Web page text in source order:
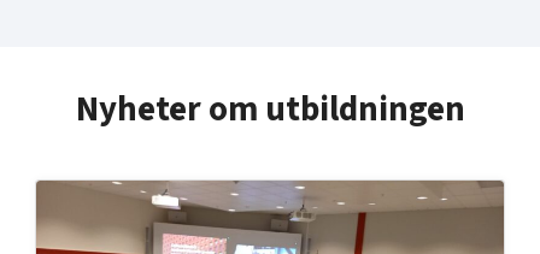
Nyheter om utbildningen